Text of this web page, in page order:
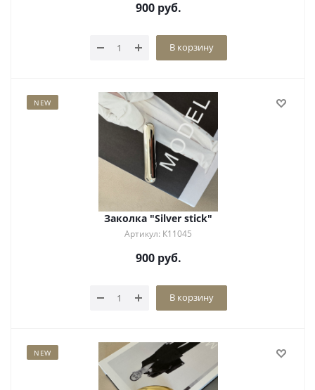
900руб.
В корзину
NEW
Заколка "Silver stick"
Артикул: К11045
900руб.
В корзину
NEW